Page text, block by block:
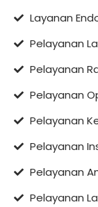
Layanan
Pelayanan
Pelayanan
Pelayanan
Pelayanan
Pelayanan
Pelayanan
Pelayanan